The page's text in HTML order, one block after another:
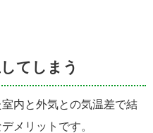
てしまう
内と外気との気温差で結
メリットです。